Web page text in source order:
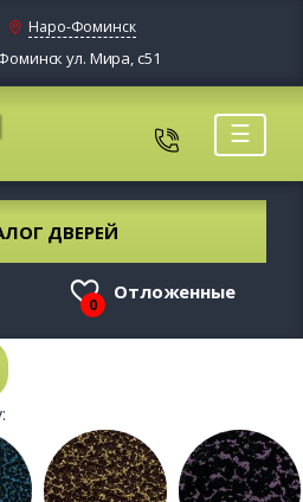
Наро-Фоминск
ул. Мира, с51
☰
ДВЕРЕЙ
0
Отложенные